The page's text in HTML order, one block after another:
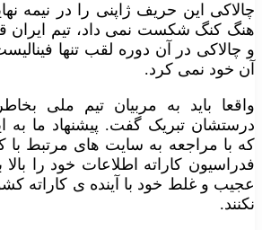
چالاکی این حریف ژاپنی را در نیمه
هنگ کنگ شکست نمی داد، تیم ایران
و چالاکی در آن دوره لقب تنها
آن خود نمی کرد.
واقعا باید به مربیان تیم ملی
درستشان تبریک گفت. پیشنهاد ما به
که با مراجعه به سایت های مرتبط با
فدراسیون کاراته اطلاعات خود را
عجیب و غلط خود با آینده ی کاراته
نکنند.